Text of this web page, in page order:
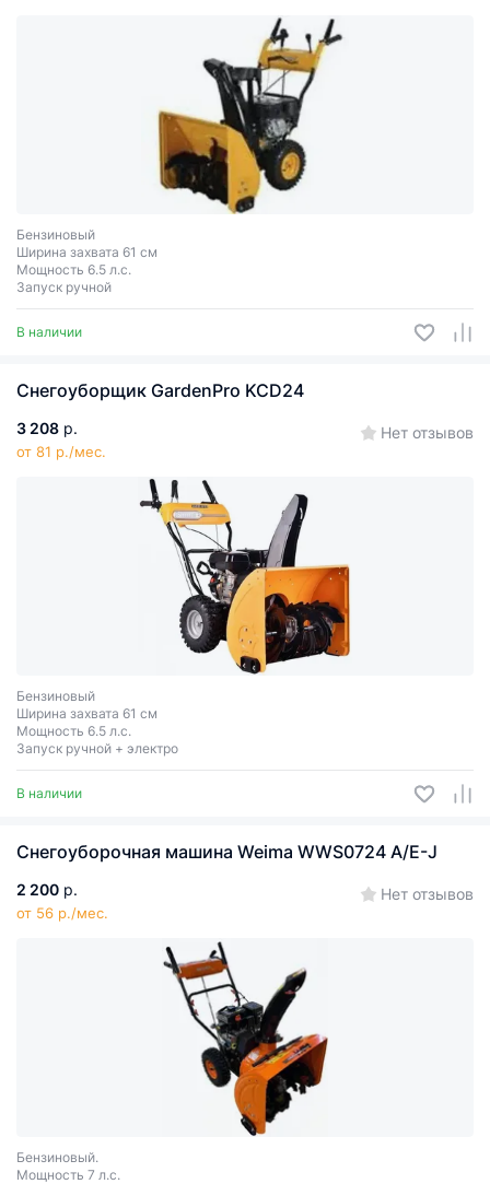
Бензиновый
Ширина захвата 61 см
Мощность 6.5 л.с.
Запуск ручной
В наличии
Снегоуборщик GаrdenPro KCD24
3 208 р.
от 81 р./мес.
Нет отзывов
Бензиновый
Ширина захвата 61 см
Мощность 6.5 л.с.
Запуск ручной + электро
В наличии
Снегоуборочная машина Weima WWS0724 A/E-J
2 200 р.
от 56 р./мес.
Нет отзывов
Бензиновый.
Мощность 7 л.с.